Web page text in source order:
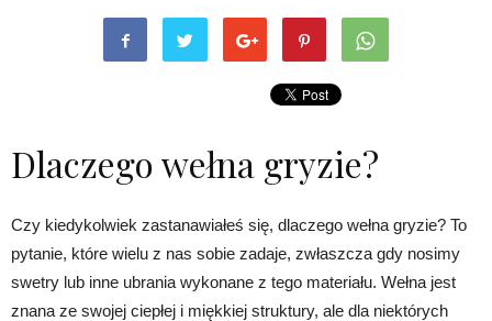
Dlaczego wełna gryzie?
Czy kiedykolwiek zastanawiałeś się, dlaczego wełna gryzie? To
pytanie, które wielu z nas sobie zadaje, zwłaszcza gdy nosimy
swetry lub inne ubrania wykonane z tego materiału. Wełna jest
znana ze swojej ciepłej i miękkiej struktury, ale dla niektórych